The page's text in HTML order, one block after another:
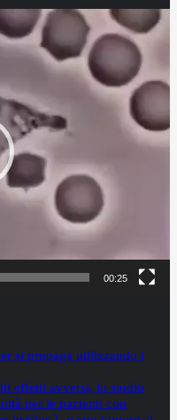
00:25
si propaga utilizzando i
effetti avversi, lo studio
per le pazienti con